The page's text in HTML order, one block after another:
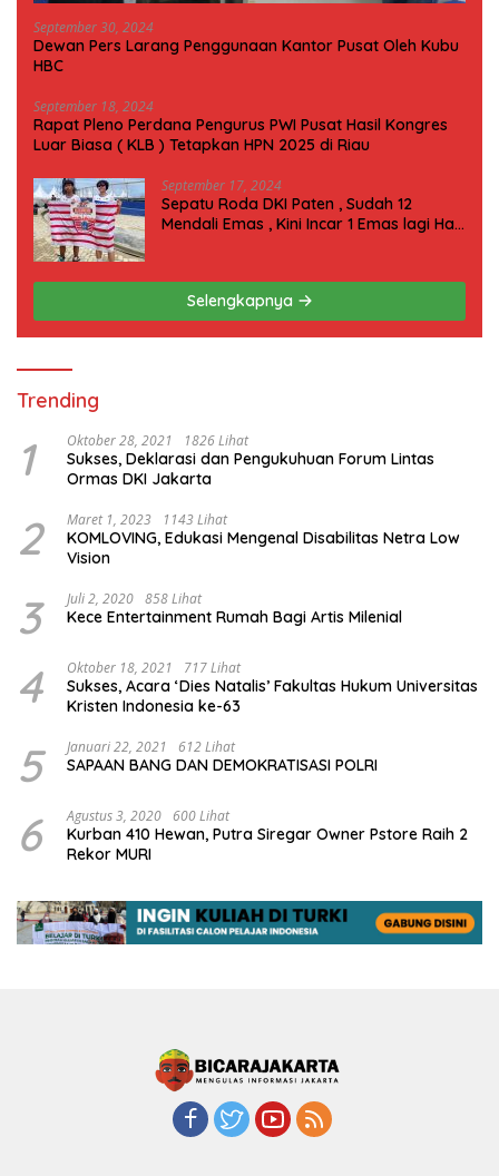
September 30, 2024
Dewan Pers Larang Penggunaan Kantor Pusat Oleh Kubu
HBC
September 18, 2024
Rapat Pleno Perdana Pengurus PWI Pusat Hasil Kongres
Luar Biasa ( KLB ) Tetapkan HPN 2025 di Riau
September 17, 2024
Sepatu Roda DKI Paten , Sudah 12
Mendali Emas , Kini Incar 1 Emas lagi Hari
Selengkapnya
Trending
1 Oktober 28, 2021 1826 Lihat
Sukses, Deklarasi dan Pengukuhuan Forum Lintas
Ormas DKI Jakarta
2 Maret 1, 2023 1143 Lihat
KOMLOVING, Edukasi Mengenal Disabilitas Netra Low
Vision
3 Juli 2, 2020 858 Lihat
Kece Entertainment Rumah Bagi Artis Milenial
4 Oktober 18, 2021 717 Lihat
Sukses, Acara ‘Dies Natalis’ Fakultas Hukum Universitas
Kristen Indonesia ke-63
5 Januari 22, 2021 612 Lihat
SAPAAN BANG DAN DEMOKRATISASI POLRI
6 Agustus 3, 2020 600 Lihat
Kurban 410 Hewan, Putra Siregar Owner Pstore Raih 2
Rekor MURI